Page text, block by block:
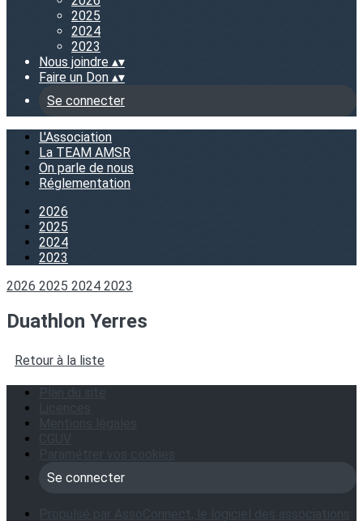
2025
2024
2023
Nous joindre ▴▾
Faire un Don ▴▾
Se connecter
L'Association
La TEAM AMSR
On parle de nous
Réglementation
2026
2025
2024
2023
2026 2025 2024 2023
Duathlon Yerres
Retour à la liste
Se connecter